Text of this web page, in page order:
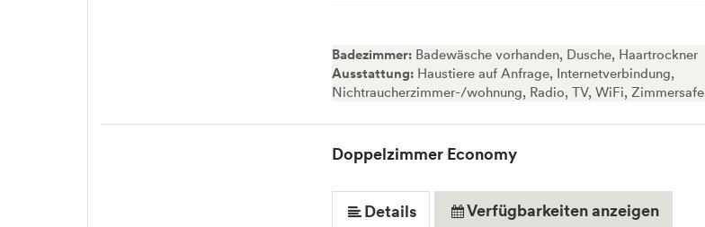
Badezimmer: Badewäsche vorhanden, Dusche, Haartrockner
Ausstattung: Haustiere auf Anfrage, Internetverbindung,
Nichtraucherzimmer-/wohnung, Radio, TV, WiFi, Zimmersafe
Doppelzimmer Economy
Details Verfügbarkeiten anzeigen